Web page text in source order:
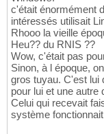
c'était énormément
intéressés utilisait
Rhooo la vieille
Heu?? du RNIS ??
Wow, c'était pas
Sinon, à l époque,
gros tuyau. C'est lui
pour lui et une autre
Celui qui recevait
système